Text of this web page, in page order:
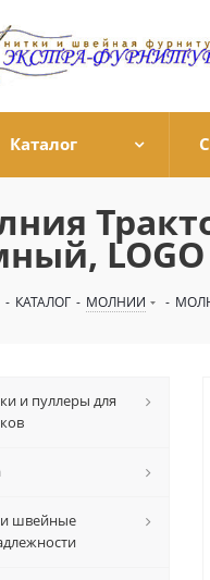
Каталог
LOGO
- КАТАЛОГ - МОЛНИИ -
и пуллеры для
швейные